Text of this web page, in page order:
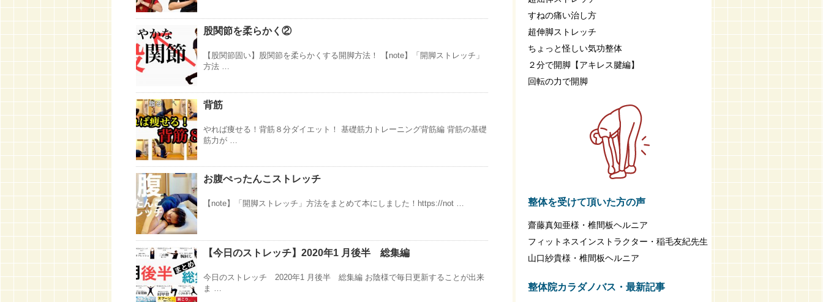
股関節を柔らかく②
【股関節固い】股関節を柔らかくする開脚方法！ 【note】「開脚ストレッチ」
方法 …
背筋
やれば痩せる！背筋８分ダイエット！ 基礎筋力トレーニング背筋編 背筋の基礎
筋力が …
お腹ぺったんこストレッチ
【note】「開脚ストレッチ」方法をまとめて本にしました！https://not …
【今日のストレッチ】2020年1 月後半 総集編
今日のストレッチ 2020年1 月後半 総集編 お陰様で毎日更新することが出来
ま …
すねの痛い治し方
超伸脚ストレッチ
ちょっと怪しい気功整体
２分で開脚【アキレス腱編】
回転の力で開脚
整体を受けて頂いた方の声
齋藤真知亜様・椎間板ヘルニア
フィットネスインストラクター・稲毛友紀先生
山口紗貴様・椎間板ヘルニア
整体院カラダノバス・最新記事